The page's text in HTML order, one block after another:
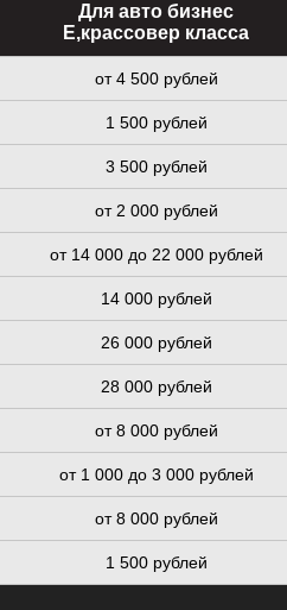
Для авто бизнес
E,крассовер класса
от 4 500 рублей
1 500 рублей
3 500 рублей
от 2 000 рублей
от 14 000 до 22 000 рублей
14 000 рублей
26 000 рублей
28 000 рублей
от 8 000 рублей
от 1 000 до 3 000 рублей
от 8 000 рублей
1 500 рублей